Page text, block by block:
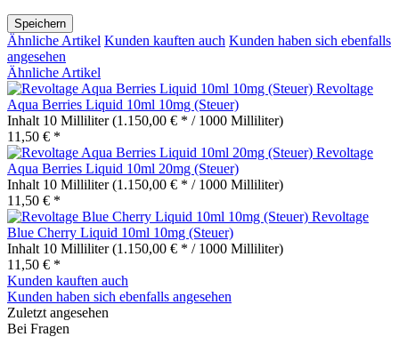
Speichern
Ähnliche Artikel Kunden kauften auch Kunden haben sich ebenfalls
angesehen
Ähnliche Artikel
Revoltage
Aqua Berries Liquid 10ml 10mg (Steuer)
Inhalt 10 Milliliter(1.150,00 € * / 1000 Milliliter)
11,50 € *
Revoltage
Aqua Berries Liquid 10ml 20mg (Steuer)
Inhalt 10 Milliliter(1.150,00 € * / 1000 Milliliter)
11,50 € *
Revoltage
Blue Cherry Liquid 10ml 10mg (Steuer)
Inhalt 10 Milliliter(1.150,00 € * / 1000 Milliliter)
11,50 € *
Kunden kauften auch
Kunden haben sich ebenfalls angesehen
Zuletzt angesehen
Bei Fragen